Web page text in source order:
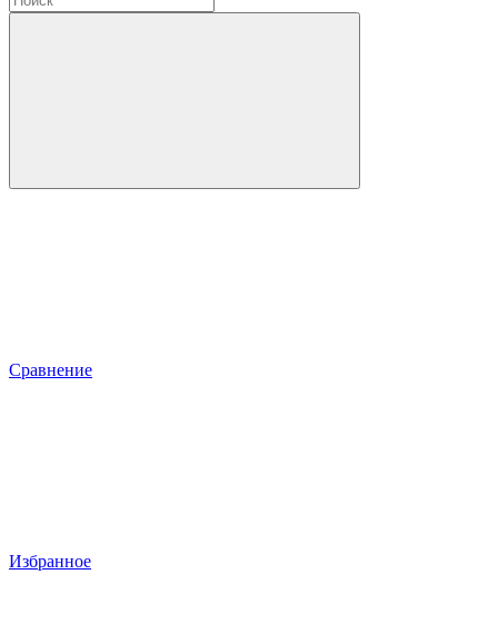
Сравнение
Избранное